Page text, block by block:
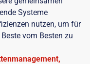
Systeme
nutzen, um für
vom Besten zu